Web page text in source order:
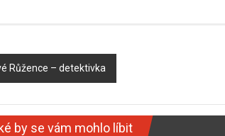
Růžence – detektivka
by se vám mohlo líbit